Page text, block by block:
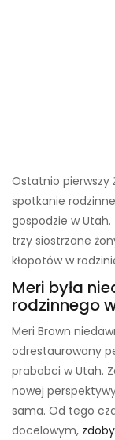
Ostatnio pierwszy
spotkanie
gospodzie w Utah.
trzy siostrzane
kłopotów w
Meri była
rodzinnego
Meri Brown
odrestaurowany
prababci w Utah.
nowej
sama. Od tego
docelowym,